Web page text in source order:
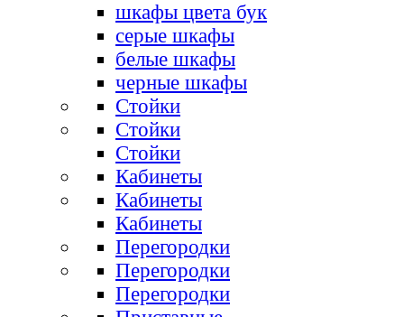
шкафы цвета бук
серые шкафы
белые шкафы
черные шкафы
Стойки
Стойки
Стойки
Кабинеты
Кабинеты
Кабинеты
Перегородки
Перегородки
Перегородки